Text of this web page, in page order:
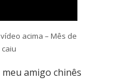
acima – Mês de
amigo chinês